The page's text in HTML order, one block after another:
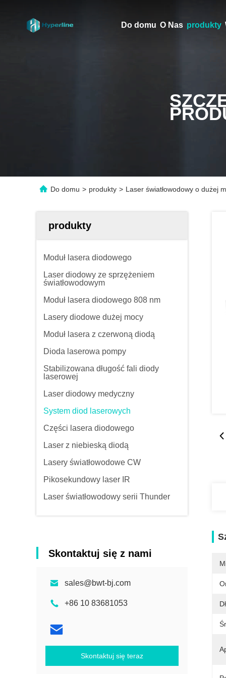
Do domu O Nas produkty
Do domu > produkty > Laser światłowodowy o dużej
produkty
Moduł lasera diodowego
Laser diodowy ze sprzężeniem
światłowodowym
Moduł lasera diodowego 808 nm
Lasery diodowe dużej mocy
Moduł lasera z czerwoną diodą
Dioda laserowa pompy
Stabilizowana długość fali diody
laserowej
Laser diodowy medyczny
System diod laserowych
Części lasera diodowego
Laser z niebieską diodą
Lasery światłowodowe CW
Pikosekundowy laser IR
Laser światłowodowy serii Thunder
Skontaktuj się z nami
sales@bwt-bj.com
+86 10 83681053
Skontaktuj się teraz